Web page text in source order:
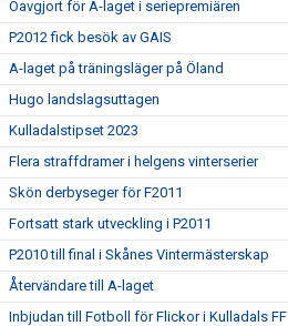
Oavgjort för A-laget i seriepremiären
P2012 fick besök av GAIS
A-laget på träningsläger på Öland
Hugo landslagsuttagen
Kulladalstipset 2023
Flera straffdramer i helgens vinterserier
Skön derbyseger för F2011
Fortsatt stark utveckling i P2011
P2010 till final i Skånes Vintermästerskap
Återvändare till A-laget
Inbjudan till Fotboll för Flickor i Kulladals FF